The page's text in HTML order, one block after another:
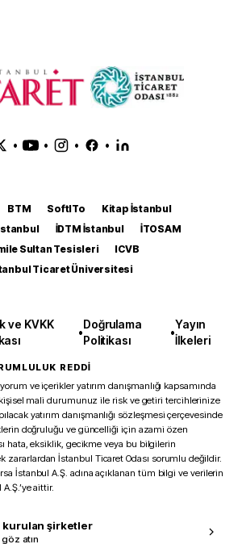
• • • •
BTM SoftITo
Kitap İstanbul
İDTM İstanbul
İTOSAM
Sultan Tesisleri
ICVB
Ticaret Üniversitesi
ve KVKK
•
Doğrulama
Politikası
•
Yayın
İlkeleri
REDDİ
ve içerikler yatırım danışmanlığı kapsamında
kişisel mali durumunuz ile risk ve getiri tercihlerinize
yatırım danışmanlığı sözleşmesi çerçevesinde
doğruluğu ve güncelliği için azami özen
hata, eksiklik, gecikme veya bu bilgilerin
zararlardan İstanbul Ticaret Odası sorumlu değildir.
İstanbul A.Ş. adına açıklanan tüm bilgi ve verilerin
aittir.
kurulan şirketler
atın